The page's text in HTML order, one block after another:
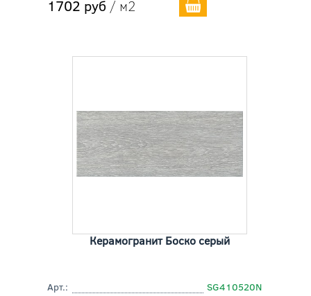
1702 руб / м2
Керамогранит Боско серый
Арт.:
SG410520N